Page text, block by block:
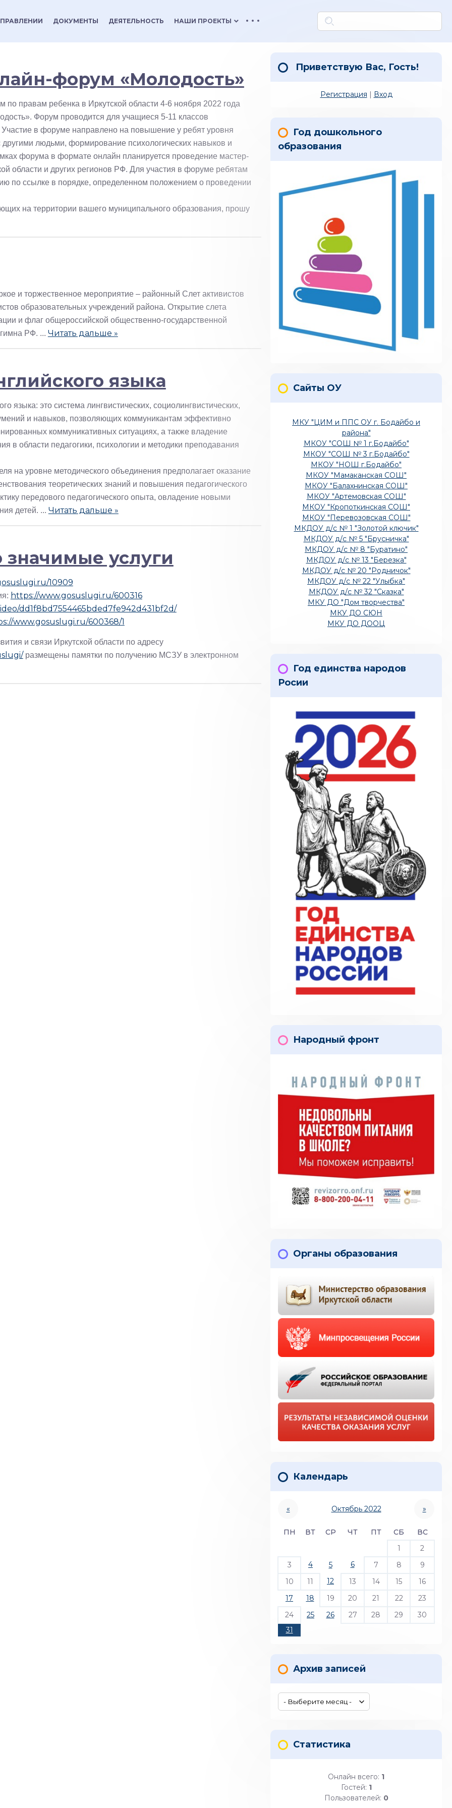
ДОКУМЕНТЫ ДЕЯТЕЛЬНОСТЬ НАШИ ПРОЕКТЫ keyboard_arrow_down
форум «Молодость»
правам ребенка в Иркутской области 4-6 ноября 2022 года
Форум проводится для учащиеся 5-11 классов
в форуме направлено на повышение у ребят уровня
другими людьми, формирование психологических навыков и
форума в формате онлайн планируется проведение мастер-
области и других регионов РФ. Для участия в форуме ребятам
по ссылке в порядке, определенном положением о проведении
на территории вашего муниципального образования, прошу
и торжественное мероприятие – районный Слет активистов
образовательных учреждений района. Открытие слета
и флаг общероссийской общественно-государственной
РФ. ... Читать дальше »
языка
языка: это система лингвистических, социолингвистических,
и навыков, позволяющих коммуникантам эффективно
коммуникативных ситуациях, а также владение
в области педагогики, психологии и методики преподавания
на уровне методического объединения предполагает оказание
теоретических знаний и повышения педагогического
передового педагогического опыта, овладение новыми
детей. ... Читать дальше »
услуги
10909
https://www.gosuslugi.ru/600316
dd1f8bd7554465bded7fe942d431bf2d/
www.gosuslugi.ru/600368/1
и связи Иркутской области по адресу
размещены памятки по получению МСЗУ в электронном
Приветствую Вас, Гость!
Регистрация | Вход
Год дошкольного
образования
Сайты ОУ
МКУ "ЦИМ и ППС ОУ г. Бодайбо и
района"
МКОУ "СОШ № 1 г.Бодайбо"
МКОУ "СОШ № 3 г.Бодайбо"
МКОУ "НОШ г.Бодайбо"
МКОУ "Мамаканская СОШ"
МКОУ "Балахнинская СОШ"
МКОУ "Артемовская СОШ"
МКОУ "Кропоткинская СОШ"
МКОУ "Перевозовская СОШ"
МКДОУ д/с № 1 "Золотой ключик"
МКДОУ д/с № 5 "Брусничка"
МКДОУ д/с № 8 "Буратино"
МКДОУ д/с № 13 "Березка"
МКДОУ д/с № 20 "Родничок"
МКДОУ д/с № 22 "Улыбка"
МКДОУ д/с № 32 "Сказка"
МКУ ДО "Дом творчества"
МКУ ДО СЮН
МКУ ДО ДООЦ
Год единства народов
Росии
Народный фронт
Органы образования
Календарь
« Октябрь 2022 »
ПН ВТ СР ЧТ ПТ СБ
ВС
1
2
3
4 5 6 7 8
9
10
11 12 13 14 15
16
17
18 19 20 21 22
23
24
25 26 27 28 29
30
31
Архив записей
Статистика
Онлайн всего: 1
Гостей: 1
Пользователей: 0